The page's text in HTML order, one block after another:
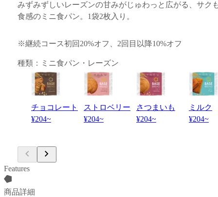
みずみずしいレーズンの甘みがじゅわっと広がる、サク
食感のミニ食パン。1袋2枚入り。
※継続コース初回20%オフ、2回目以降10%オフ
種類： ミニ食パン・レーズン
チョコレート
¥204~
ストロベリー
¥204~
さつまいも
¥204~
ミルク
¥204~
Features
商品詳細